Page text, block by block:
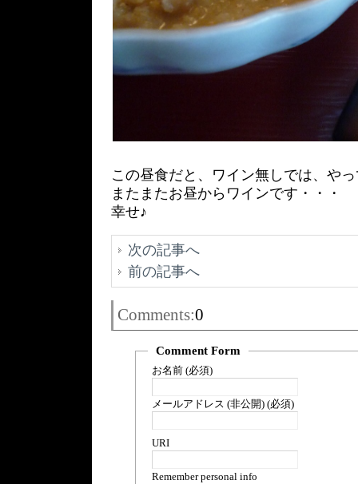
この昼食だと、ワイン無しでは、や
またまたお昼からワインです・・・
幸せ♪
次の記事へ
前の記事へ
Comments:0
Comment Form
お名前 (必須)
メールアドレス (非公開) (必須)
URI
Remember personal info